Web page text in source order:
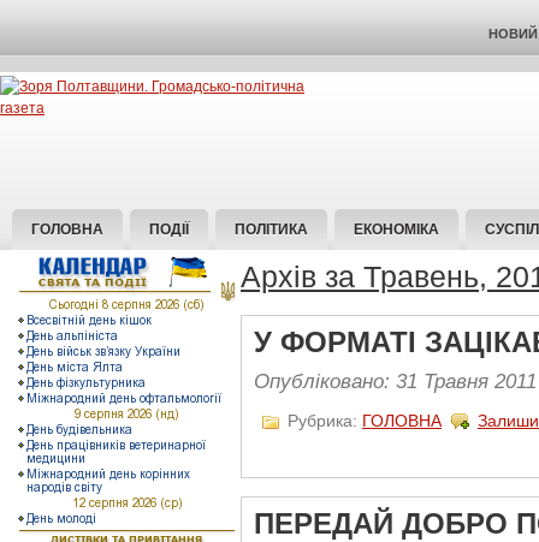
НОВИЙ
ГОЛОВНА ПОДІЇ ПОЛІТИКА ЕКОНОМІКА
Архів за Травень,
У ФОРМАТІ
Опубліковано: 31 Травня 2011
Рубрика: ГОЛОВНА
ПЕРЕДАЙ ДОБРО